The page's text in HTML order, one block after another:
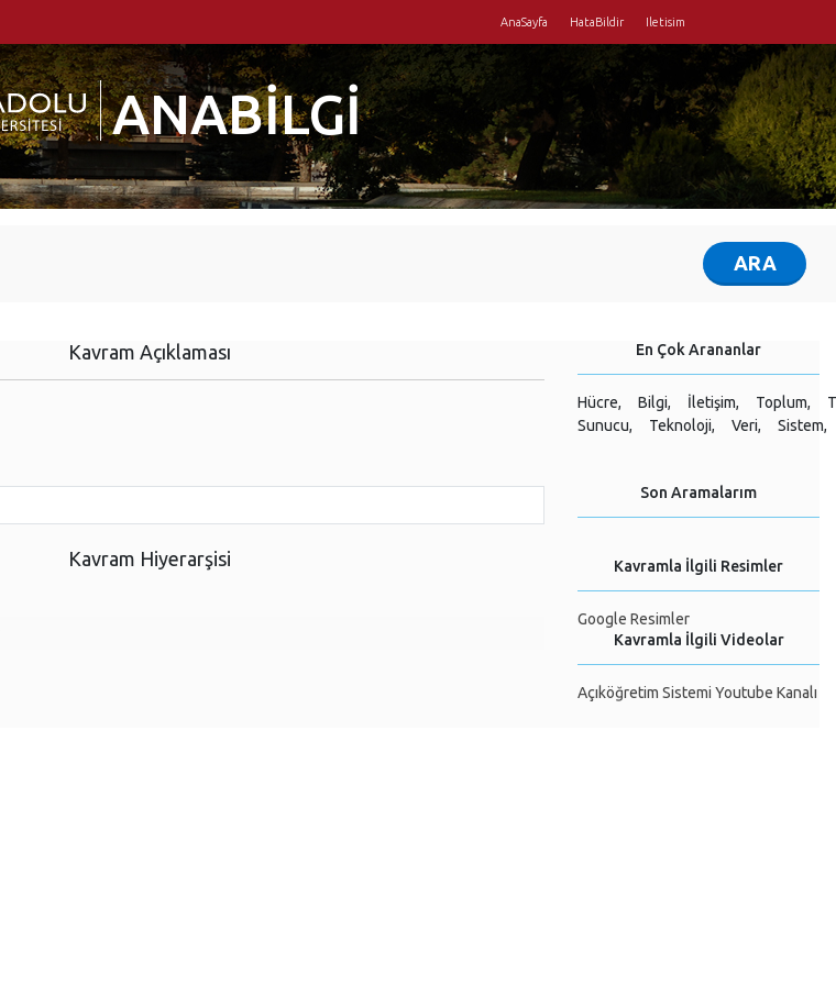
AnaSayfa HataBildir Iletisim
ANABİLGİ
Kavram Açıklaması
Kavram Hiyerarşisi
En Çok Arananlar
Hücre, Bilgi, İletişim, Toplum,
Sunucu,
Teknoloji, Veri, Sistem,
Son Aramalarım
Kavramla İlgili Resimler
Google Resimler
Kavramla İlgili Videolar
Açıköğretim Sistemi Youtube Kanalı